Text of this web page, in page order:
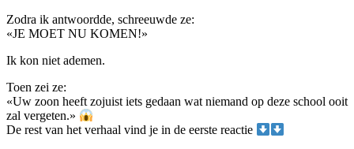
Zodra ik antwoordde, schreeuwde ze:
«JE MOET NU KOMEN!»
Ik kon niet ademen.
Toen zei ze:
«Uw zoon heeft zojuist iets gedaan wat niemand op deze school ooit
zal vergeten.»
De rest van het verhaal vind je in de eerste reactie